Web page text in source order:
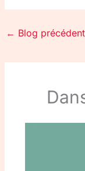
← Blog précédent